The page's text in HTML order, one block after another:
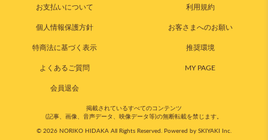
お支払いについて 利用規約
個人情報保護方針 お客さまへのお願い
特商法に基づく表示 推奨環境
よくあるご質問 MY PAGE
会員退会
掲載されているすべてのコンテンツ
(記事、画像、音声データ、映像データ等)の無断転載を禁じます。
© 2026 NORIKO HIDAKA All Rights Reserved. Powered by SKIYAKI Inc.